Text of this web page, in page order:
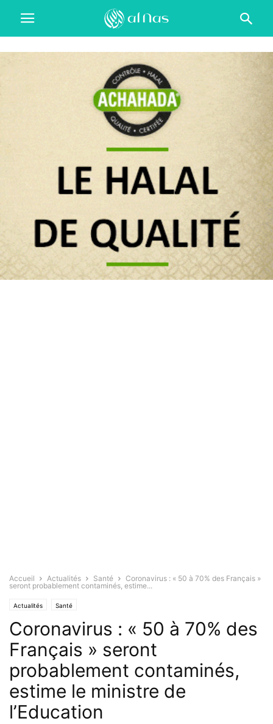
Accueil Actualités Santé
Coronavirus : « 50 à 70% des Français »
seront probablement contaminés, estime...
Actualités Santé
Coronavirus : « 50 à 70% des
Français » seront
probablement contaminés,
estime le ministre de
l’Education